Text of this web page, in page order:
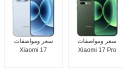
سعر ومواصفات
Xiaomi 17 Pro
سعر ومواصفات
Xiaomi 17